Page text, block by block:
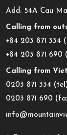
Add: 54A Cau
Calling from
+84 203 871 334
+84 203 871 690
Calling from
0203 871 334
0203 871 690